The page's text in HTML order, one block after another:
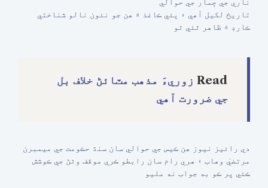
تاريخ لکيل آهي ۽ ٻئي ڪاغذ ۾ هن جو نئون نالو شناختي
ڪارڊ ۾ ظاهر ٿئي ٿو
Read زوريءَ مذهب مٽائڻ خلاف بل
جي ضرورت آهي
دي رائيز نيوز هن ڪيس جي حوالي سان سنڌ حڪومت جي ميمبرن
مرتضيٰ وهاب ۽ هري رام سان رابطو ڪري موقف وٺڻ جي ڪوشش
ڪئي پر ڪو به جواب نه مليو